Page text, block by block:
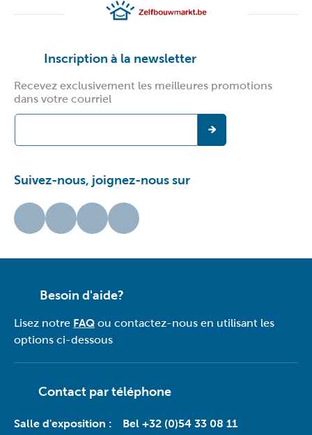
Inscription à la newsletter
Recevez exclusivement les meilleures promotions
dans votre courriel
Suivez-nous, joignez-nous sur
Besoin d'aide?
Lisez notre FAQ ou contactez-nous en utilisant les
options ci-dessous
Contact par téléphone
Salle d'exposition :
Bel +32 (0)54 33 08 11